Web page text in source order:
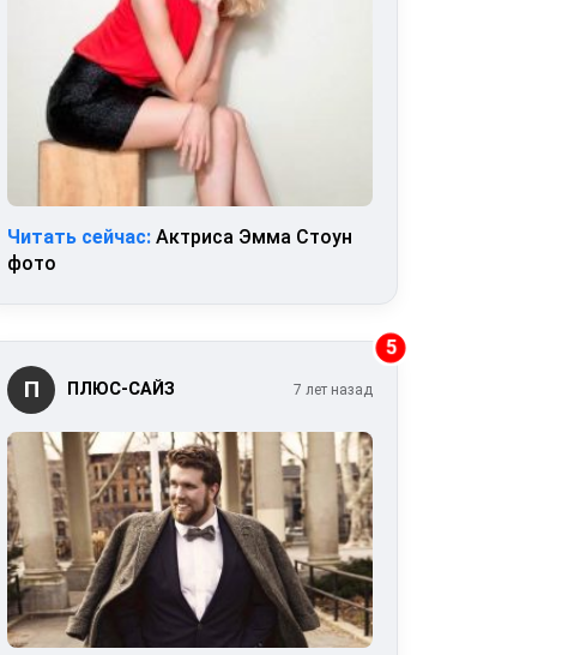
Читать сейчас: Актриса Эмма Стоун
фото
5
П ПЛЮС-САЙЗ 7 лет назад